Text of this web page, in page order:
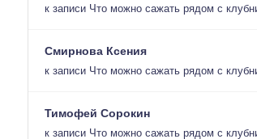
к записи Что можно сажать рядом с
Смирнова Ксения
к записи Что можно сажать рядом с
Тимофей Сорокин
к записи Что можно сажать рядом с